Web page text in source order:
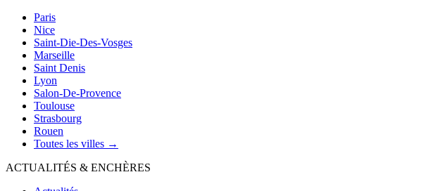
Paris
Nice
Saint-Die-Des-Vosges
Marseille
Saint Denis
Lyon
Salon-De-Provence
Toulouse
Strasbourg
Rouen
Toutes les villes →
ACTUALITÉS & ENCHÈRES